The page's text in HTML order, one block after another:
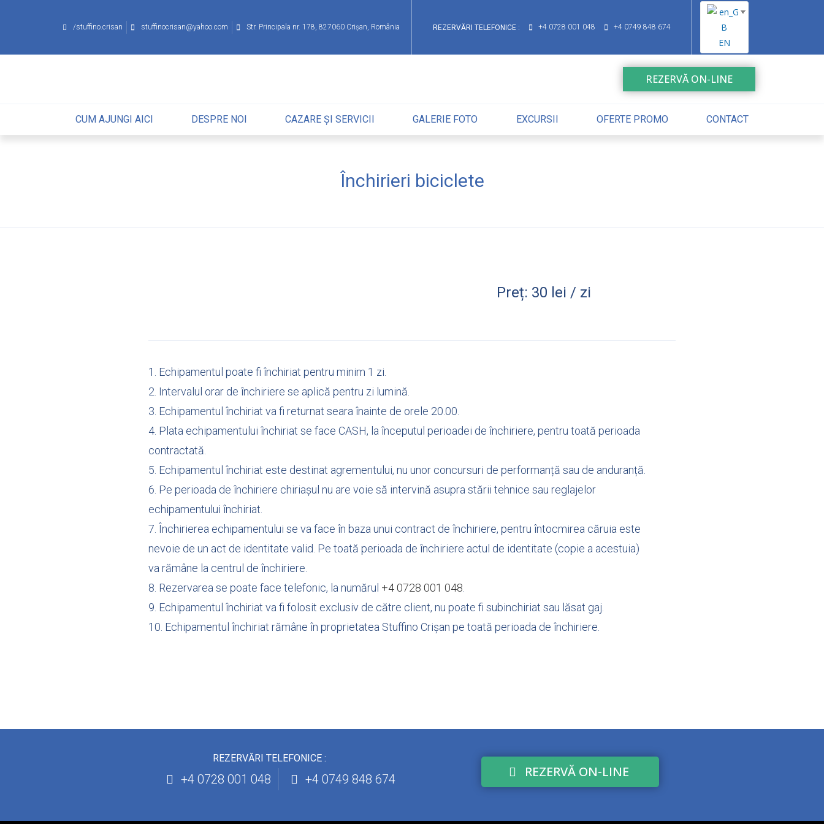
/stuffino.crisan stuffinocrisan@yahoo.com Str. Principala nr. 178, 827060 Crişan, România REZERVĂRI TELEFONICE : +4 0728 001 048 +4 0749 848 674
EN
REZERVĂ ON-LINE
CUM AJUNGI AICI DESPRE NOI CAZARE ȘI SERVICII GALERIE FOTO EXCURSII OFERTE PROMO CONTACT
Închirieri biciclete
Preț: 30 lei / zi
1. Echipamentul poate fi închiriat pentru minim 1 zi.
2. Intervalul orar de închiriere se aplică pentru zi lumină.
3. Echipamentul închiriat va fi returnat seara înainte de orele 20.00.
4. Plata echipamentului închiriat se face CASH, la începutul perioadei de închiriere, pentru toată perioada
contractată.
5. Echipamentul închiriat este destinat agrementului, nu unor concursuri de performanță sau de anduranță.
6. Pe perioada de închiriere chiriașul nu are voie să intervină asupra stării tehnice sau reglajelor
echipamentului închiriat.
7. Închirierea echipamentului se va face în baza unui contract de închiriere, pentru întocmirea căruia este
nevoie de un act de identitate valid. Pe toată perioada de închiriere actul de identitate (copie a acestuia)
va rămâne la centrul de închiriere.
8. Rezervarea se poate face telefonic, la numărul +4 0728 001 048
9. Echipamentul închiriat va fi folosit exclusiv de către client, nu poate fi subinchiriat sau lăsat gaj.
10. Echipamentul închiriat rămâne în proprietatea Stuffino Crișan pe toată perioada de închiriere.
REZERVĂRI TELEFONICE :
+4 0728 001 048 +4 0749 848 674 REZERVĂ ON-LINE